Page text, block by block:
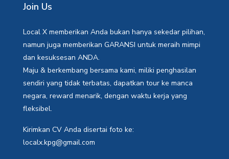
Join Us
Local X memberikan Anda bukan hanya sekedar pilihan,
namun juga memberikan GARANSI untuk meraih mimpi
dan kesuksesan ANDA.
Maju & berkembang bersama kami, miliki penghasilan
sendiri yang tidak terbatas, dapatkan tour ke manca
negara, reward menarik, dengan waktu kerja yang
fleksibel.
Kirimkan CV Anda disertai foto ke:
localx.kpg@gmail.com